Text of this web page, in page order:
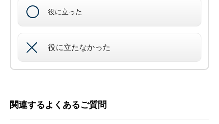
役に立った
役に立たなかった
関連するよくあるご質問